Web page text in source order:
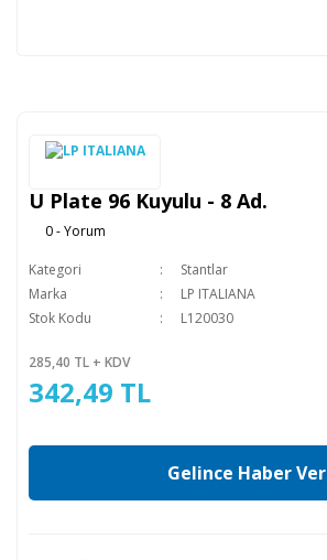
U Plate 96 Kuyulu - 8 Ad.
0 - Yorum
Kategori
Stantlar
Marka
LP ITALIANA
Stok Kodu
L120030
285,40 TL + KDV
342,49 TL
Gelince Haber Ver